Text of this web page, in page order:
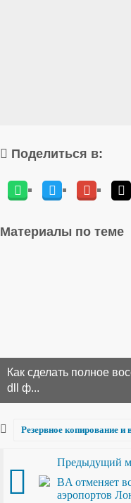
Поделиться в:
Материалы по теме
Как сделать полное
dll ф...
Резервное копирование и
Предыдущий
BA отменяет
аэропортов